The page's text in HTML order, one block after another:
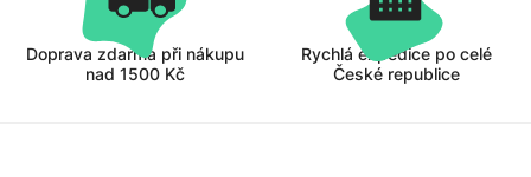
Doprava zdarma při nákupu
nad 1500 Kč
Rychlá expedice po celé
České republice